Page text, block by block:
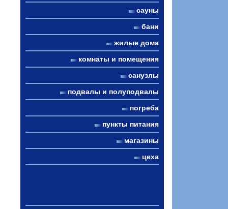
сауны
бани
жилые дома
комнаты и помещения
санузлы
подвалы и полуподвалы
погреба
пункты питания
магазины
цеха